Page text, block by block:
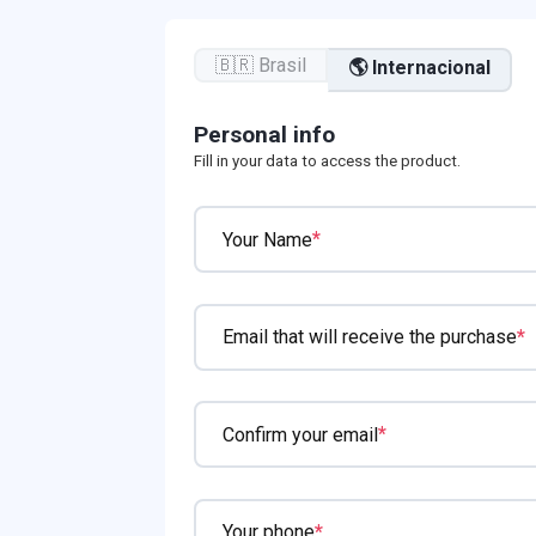
🇧🇷 Brasil 🌎 Internacional
Personal info
Fill in your data to access the product.
Your Name*
Email that will receive the purchase*
Confirm your email*